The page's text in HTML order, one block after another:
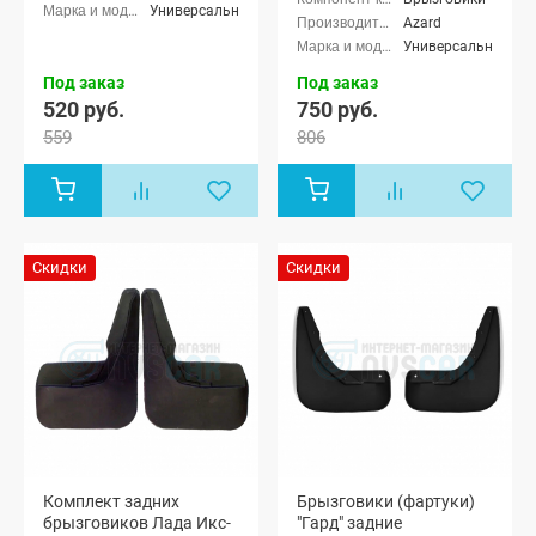
Кросс 7
Универсальные
Под заказ
520 руб.
559
Azard
Универсальные
Под заказ
750 руб.
806
Скидки
Комплект задних
брызговиков Лада Икс-
Скидки
Брызговики (фартуки)
"Гард" задние